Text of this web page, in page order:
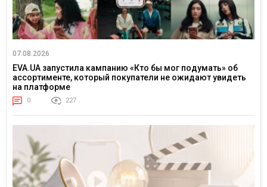
07.08.2026
EVA.UA запустила кампанию «Кто бы мог подумать» об
ассортименте, который покупатели не ожидают увидеть
на платформе
0 227